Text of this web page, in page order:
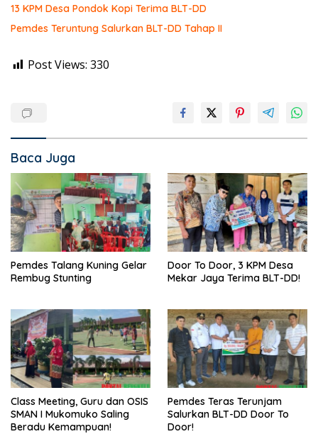
13 KPM Desa Pondok Kopi Terima BLT-DD
Pemdes Teruntung Salurkan BLT-DD Tahap II
Post Views: 330
Baca Juga
Pemdes Talang Kuning Gelar
Rembug Stunting
Door To Door, 3 KPM Desa
Mekar Jaya Terima BLT-DD!
Class Meeting, Guru dan OSIS
SMAN I Mukomuko Saling
Beradu Kemampuan!
Pemdes Teras Terunjam
Salurkan BLT-DD Door To
Door!